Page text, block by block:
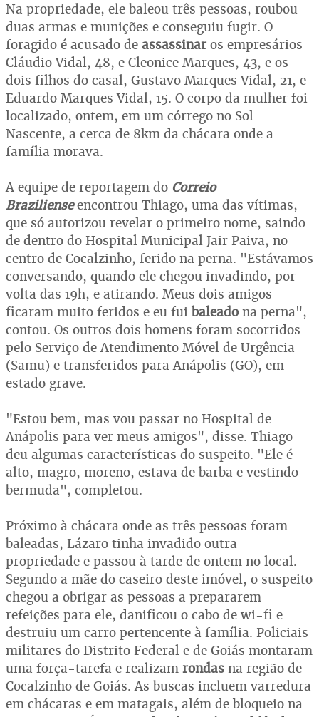
Na propriedade, ele baleou três pessoas, roubou
duas armas e munições e conseguiu fugir. O
foragido é acusado de assassinar os empresários
Cláudio Vidal, 48, e Cleonice Marques, 43, e os
dois filhos do casal, Gustavo Marques Vidal, 21, e
Eduardo Marques Vidal, 15. O corpo da mulher foi
localizado, ontem, em um córrego no Sol
Nascente, a cerca de 8km da chácara onde a
família morava.
A equipe de reportagem do Correio
Brazilienseencontrou Thiago, uma das vítimas,
que só autorizou revelar o primeiro nome, saindo
de dentro do Hospital Municipal Jair Paiva, no
centro de Cocalzinho, ferido na perna. "Estávamos
conversando, quando ele chegou invadindo, por
volta das 19h, e atirando. Meus dois amigos
ficaram muito feridos e eu fui baleado na perna",
contou. Os outros dois homens foram socorridos
pelo Serviço de Atendimento Móvel de Urgência
(Samu) e transferidos para Anápolis (GO), em
estado grave.
"Estou bem, mas vou passar no Hospital de
Anápolis para ver meus amigos", disse. Thiago
deu algumas características do suspeito. "Ele é
alto, magro, moreno, estava de barba e vestindo
bermuda", completou.
Próximo à chácara onde as três pessoas foram
baleadas, Lázaro tinha invadido outra
propriedade e passou à tarde de ontem no local.
Segundo a mãe do caseiro deste imóvel, o suspeito
chegou a obrigar as pessoas a prepararem
refeições para ele, danificou o cabo de wi-fi e
destruiu um carro pertencente à família. Policiais
militares do Distrito Federal e de Goiás montaram
uma força-tarefa e realizam rondas na região de
Cocalzinho de Goiás. As buscas incluem varredura
em chácaras e em matagais, além de bloqueio na